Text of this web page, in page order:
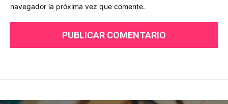
navegador la próxima vez que comente.